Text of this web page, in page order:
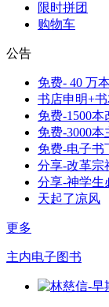
限时拼团
购物车
公告
免费- 40 万
书店申明+
免费-1500
免费-3000
免费-电子书
分享-改革宗
分享-神学生
天起了凉风
更多
主内电子图书